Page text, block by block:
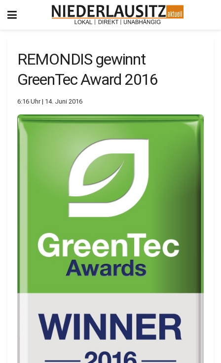
REMONDIS gewinnt
GreenTec Award 2016
6:16 Uhr | 14. Juni 2016